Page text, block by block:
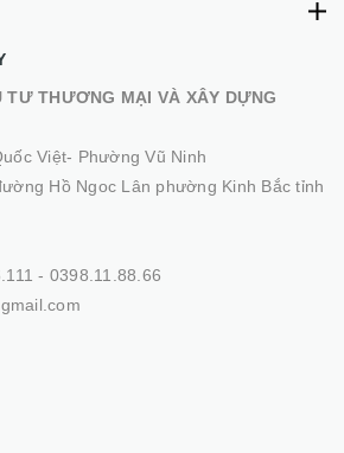
TƯ THƯƠNG MẠI VÀ XÂY DỰNG
Việt- Phường Vũ Ninh
Hồ Ngoc Lân phường Kinh Bắc tỉnh
- 0398.11.88.66